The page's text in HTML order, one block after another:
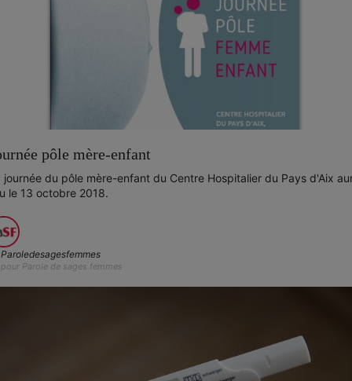
pôle mère-enfant
journée du pôle mère-enfant du Centre Hospitalier du Pays d'Aix
le 13 octobre 2018.
Paroledesagesfemmes
pour Parole de sages femmes